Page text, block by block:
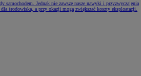
samochodem. Jednak nie zawsze nasze nawyki i przyzwyczajenia
środowiska, a przy okazji mogą zwiększać koszty eksploatacji.